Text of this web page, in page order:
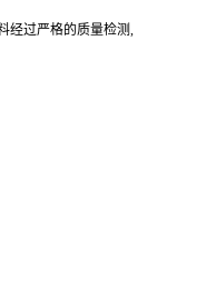
经过严格的质量检测,